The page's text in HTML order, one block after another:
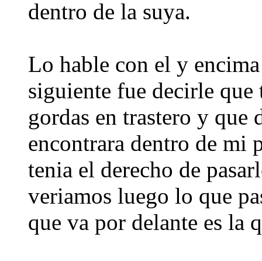
dentro de la suya.
Lo hable con el y
siguiente fue decirle que
gordas en trastero y que
encontrara dentro de mi
tenia el derecho de
veriamos luego lo que
que va por delante es la